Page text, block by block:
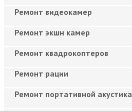
Ремонт видеокамер
Ремонт экшн камер
Ремонт квадрокоптеров
Ремонт рации
Ремонт портативной акустика